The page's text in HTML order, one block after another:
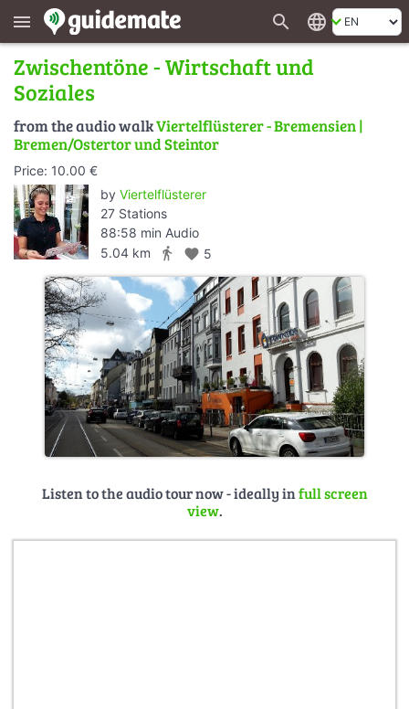
menu search language
Zwischentöne - Wirtschaft und
Soziales
from the audio walkViertelflüsterer - Bremensien |
Bremen/Ostertor und Steintor
Price: 10.00 €
by Viertelflüsterer
27 Stations
88:58 min Audio
5.04 km
directions_walk favorite 5
Listen to the audio tour now - ideally infull screen
view.